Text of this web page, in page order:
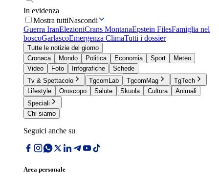
In evidenza
Mostra tuttiNascondi
Guerra IranElezioniCrans MontanaEpstein FilesFamiglia nel
boscoGarlascoEmergenza ClimaTutti i dossier
Tutte le notizie del giorno
Cronaca
Mondo Politica Economia Sport
Meteo
Video
Foto Infografiche
Schede
Tv & Spettacolo
TgcomLab TgcomMag
TgTech
Lifestyle
Oroscopo Salute Skuola Cultura
Animali
Speciali
Chi siamo
Seguici anche su
Area personale